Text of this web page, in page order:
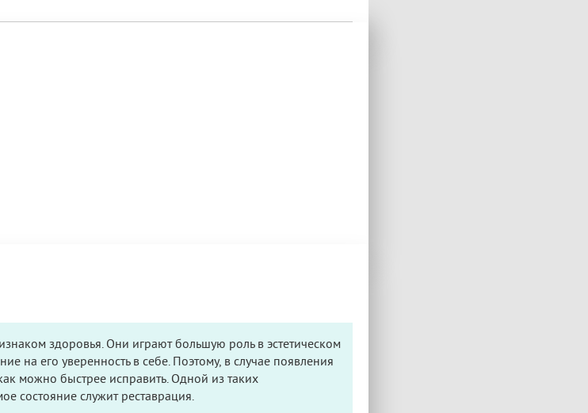
здоровья. Они играют большую роль в эстетическом
на его уверенность в себе. Поэтому, в случае появления
можно быстрее исправить. Одной из таких
состояние служит реставрация.